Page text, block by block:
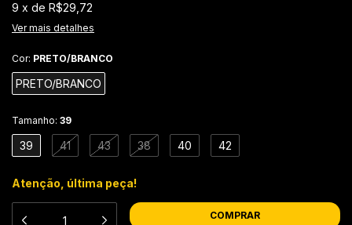
9 x de R$29,72
Ver mais detalhes
Cor: PRETO/BRANCO
PRETO/BRANCO
Tamanho: 39
39 41 43 38 40 42
Atenção, última peça!